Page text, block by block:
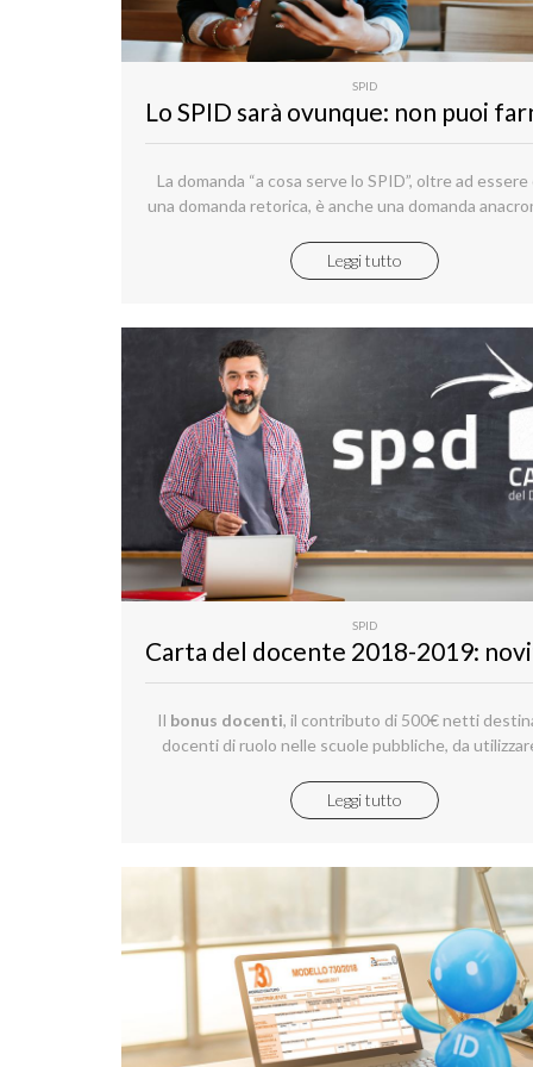
SPID
La domanda “a cosa serve lo SPID”, oltre ad essere
una domanda retorica, è anche una domanda
superato la soglia che divide un sistema
uno mainstream ed è diventato lo strumento
Leggi tutto
SPID
​Il bonus docenti, il contributo di 500€ netti
docenti di ruolo nelle scuole pubbliche, da
entrato in vigore grazie alla riforma della Buona
(Legge 107/2015), verrà erogato anche
Leggi tutto